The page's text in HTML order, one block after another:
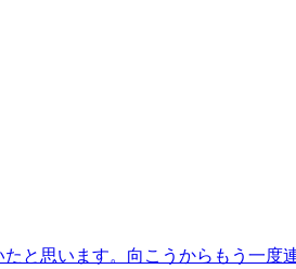
と思います。向こうからもう一